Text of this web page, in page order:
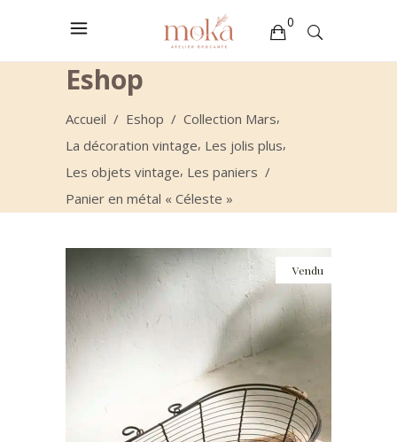
0
Votre sélection est vide
Eshop
Accueil / Eshop / Collection Mars,
La décoration vintage, Les jolis plus,
Les objets vintage, Les paniers /
Panier en métal « Céleste »
Vendu